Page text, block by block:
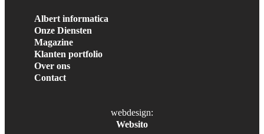
Albert informatica
Onze Diensten
Magazine
Klanten portfolio
Over ons
Contact
webdesign:
Websito